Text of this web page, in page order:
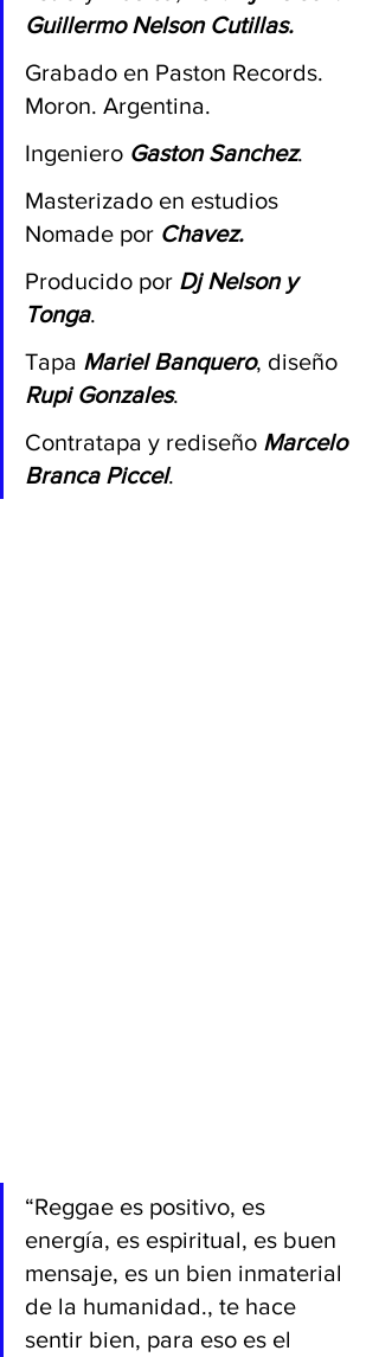
Guillermo Nelson Cutillas.
Grabado en Paston Records.
Moron. Argentina.
Ingeniero Gaston Sanchez.
Masterizado en estudios
Nomade por Chavez.
Producido por Dj Nelson y
Tonga.
Tapa Mariel Banquero, diseño
Rupi Gonzales.
Contratapa y rediseño Marcelo
Branca Piccel.
“Reggae es positivo, es
energía, es espiritual, es buen
mensaje, es un bien inmaterial
de la humanidad., te hace
sentir bien, para eso es el